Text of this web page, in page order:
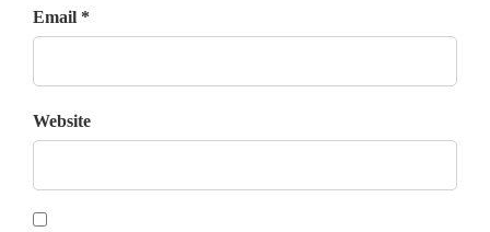
Email *
Website